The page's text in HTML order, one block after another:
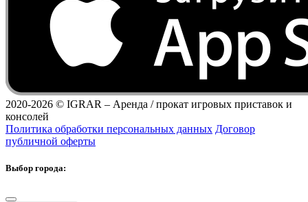
2020-2026 © IGRAR – Аренда / прокат игровых приставок и
консолей
Политика обработки персональных данных Договор
публичной оферты
Выбор города: